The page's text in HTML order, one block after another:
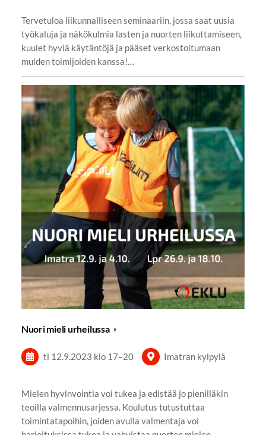
Tervetuloa liikunnalliseen seminaariin, jossa saat uusia
työkaluja ja näkökulmia lasten ja nuorten liikuttamiseen,
kuulet hyviä käytäntöjä ja pääset verkostoitumaan
muiden toimijoiden kanssa!…
Nuori mieli urheilussa
ti 12.9.2023 klo 17–20 Imatran kylpylä
Mielen hyvinvointia voi tukea ja edistää jo pienilläkin
teoilla valmennusarjessa. Koulutus tutustuttaa
toimintatapoihin, joiden avulla valmentaja voi